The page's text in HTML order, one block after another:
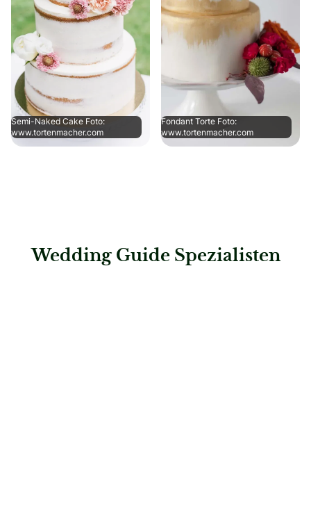
Semi-Naked Cake Foto:
www.tortenmacher.com
Fondant Torte Foto:
www.tortenmacher.com
Wedding Guide Spezialisten